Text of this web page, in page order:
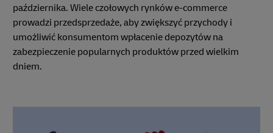
października. Wiele czołowych rynków e-commerce
prowadzi przedsprzedaże, aby zwiększyć przychody i
umożliwić konsumentom wpłacenie depozytów na
zabezpieczenie popularnych produktów przed wielkim
dniem.